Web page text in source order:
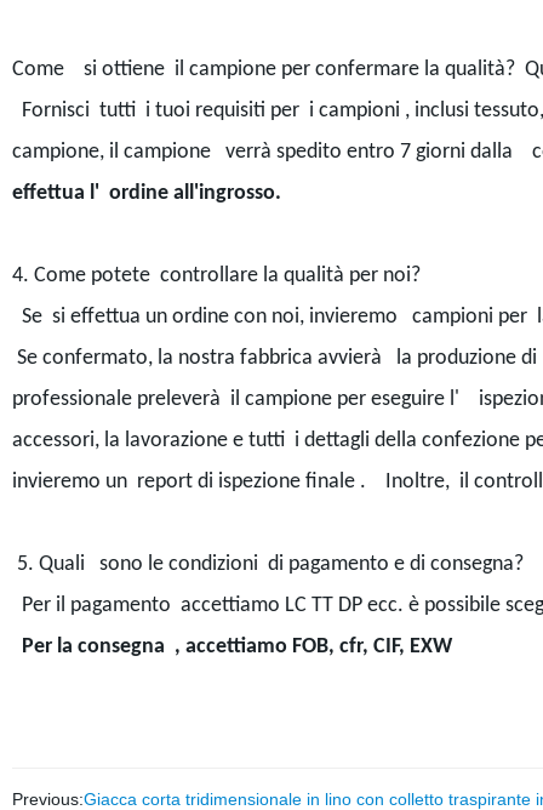
Come si ottiene il campione per confermare la qualità?
Fornisci tutti i tuoi requisiti per i campioni , inclusi
campione, il campione verrà spedito entro 7 giorni dalla
effettua l' ordine all'ingrosso.
4. Come potete controllare la qualità per noi?
Se si effettua un ordine con noi, invieremo campioni per
Se confermato, la nostra fabbrica avvierà la produzione
professionale preleverà il campione per eseguire l'
accessori, la lavorazione e tutti i dettagli della
invieremo un report di ispezione finale . Inoltre, il
5. Quali sono le condizioni di pagamento e di consegna?
Per il pagamento accettiamo LC TT DP ecc. è possibile
Per la consegna , accettiamo FOB, cfr, CIF, EXW
Previous:Giacca corta tridimensionale in lino con colletto traspirante